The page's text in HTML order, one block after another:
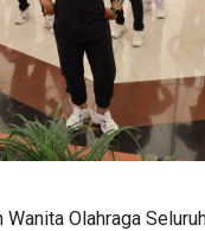
Wanita Olahraga